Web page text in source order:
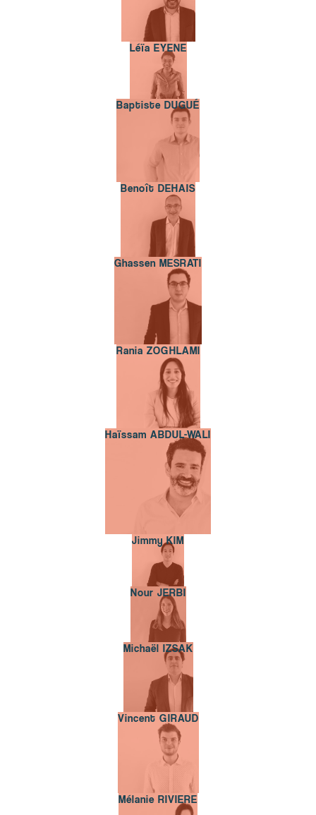
Léïa EYENE
Léïa EYENE
Baptiste DUGUÉ
Baptiste DUGUÉ
Benoît DEHAIS
Benoît DEHAIS
Ghassen MESRATI
Ghassen MESRATI
Rania ZOGHLAMI
Rania ZOGHLAMI
Haïssam ABDUL-WALI
Haïssam ABDUL-WALI
Jimmy KIM
Jimmy KIM
Nour JERBI
Nour JERBI
Michaël IZSAK
Michaël IZSAK
Vincent GIRAUD
Vincent GIRAUD
Mélanie RIVIERE
Mélanie RIVIERE